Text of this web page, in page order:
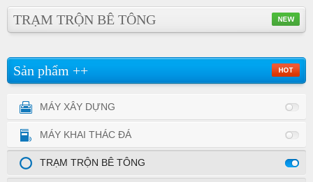
TRẠM TRỘN BÊ TÔNG
Sản phẩm ++
MÁY XÂY DỰNG
MÁY KHAI THÁC ĐÁ
TRẠM TRỘN BÊ TÔNG